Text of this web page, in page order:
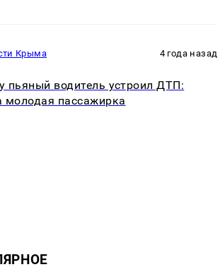
Крыма 4 года назад
пьяный водитель устроил ДТП:
молодая пассажирка